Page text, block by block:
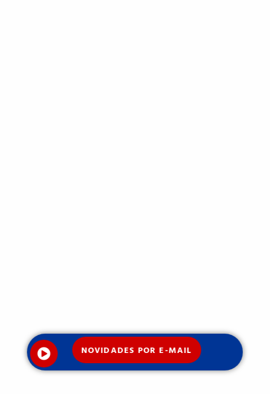
NOVIDADES POR E-MAIL